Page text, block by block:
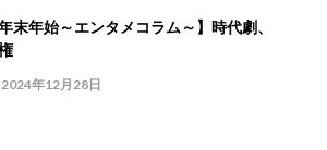
年末年始～エンタメコラム～】時代劇、
2024年12月28日